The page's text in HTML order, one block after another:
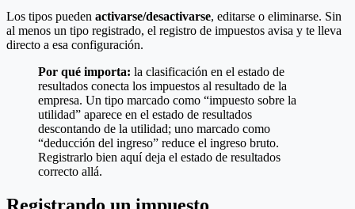
Los tipos pueden activarse/desactivarse, editarse o eliminarse. Sin
al menos un tipo registrado, el registro de impuestos avisa y te lleva
directo a esa configuración.
Por qué importa: la clasificación en el estado de
resultados conecta los impuestos al resultado de la
empresa. Un tipo marcado como “impuesto sobre la
utilidad” aparece en el estado de resultados
descontando de la utilidad; uno marcado como
“deducción del ingreso” reduce el ingreso bruto.
Registrarlo bien aquí deja el estado de resultados
correcto allá.
Registrando un impuesto